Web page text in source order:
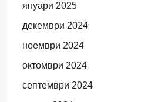
януари 2025
декември 2024
ноември 2024
октомври 2024
септември 2024